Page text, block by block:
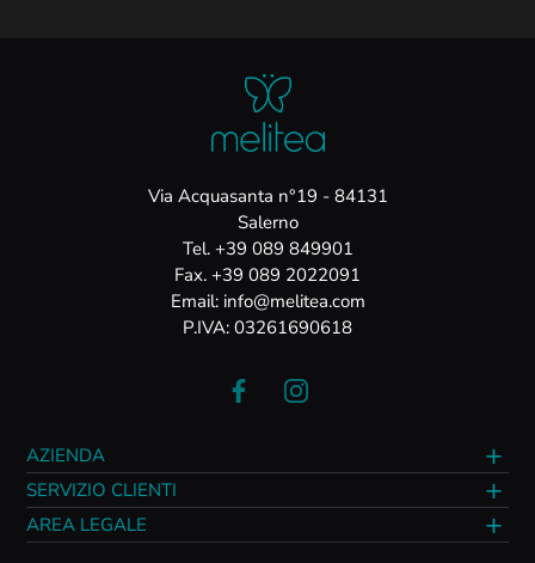
Via Acquasanta n°19 - 84131
Salerno
Tel. +39 089 849901
Fax. +39 089 2022091
Email: info@melitea.com
P.IVA: 03261690618
AZIENDA
SERVIZIO CLIENTI
AREA LEGALE